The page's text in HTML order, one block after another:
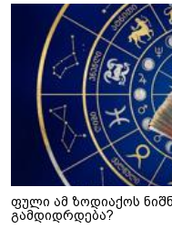
ფული ამ ზოდიაქოს
გამდიდრდება?